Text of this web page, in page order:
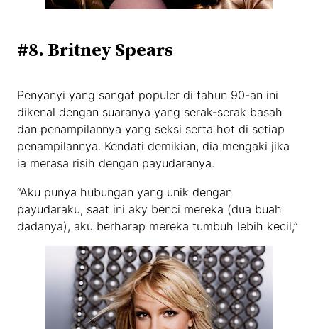
#8. Britney Spears
Penyanyi yang sangat populer di tahun 90-an ini
dikenal dengan suaranya yang serak-serak basah
dan penampilannya yang seksi serta hot di setiap
penampilannya. Kendati demikian, dia mengaki jika
ia merasa risih dengan payudaranya.
“Aku punya hubungan yang unik dengan
payudaraku, saat ini aky benci mereka (dua buah
dadanya), aku berharap mereka tumbuh lebih kecil,”